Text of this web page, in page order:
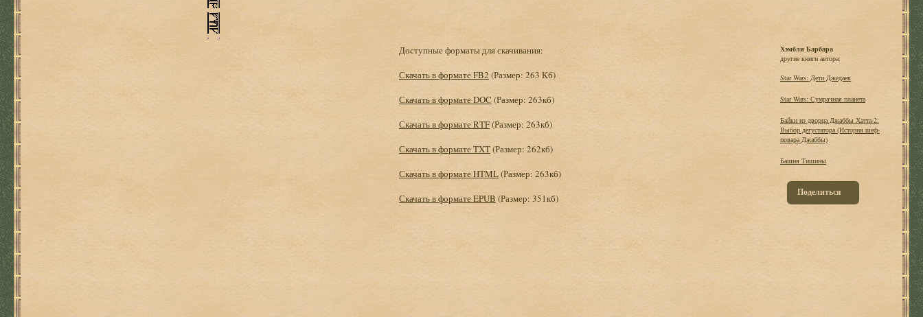
Доступные форматы для скачивания:
Скачать в формате FB2 (Размер: 263 Кб)
Скачать в формате DOC (Размер: 263кб)
Скачать в формате RTF(Размер: 263кб)
Скачать в формате TXT(Размер: 262кб)
Скачать в формате HTML(Размер: 263кб)
Скачать в формате EPUB (Размер: 351кб)
Хэмбли Барбара
другие книги автора:
Star Wars: Дети Джедаев
Star Wars: Сумрачная планета
Байки из дворца Джаббы Хатта-2:
Выбор дегустатора (История шеф-
повара Джаббы)
Башня Тишины
Поделиться